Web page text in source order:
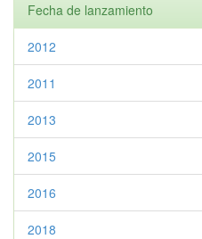
Fecha de lanzamiento
2012
2011
2013
2015
2016
2018